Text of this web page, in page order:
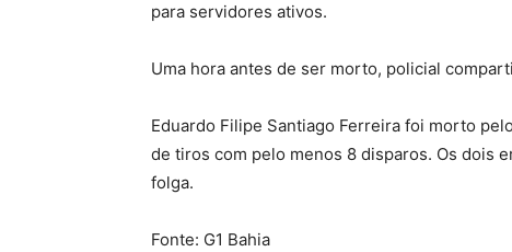
para servidores ativos.
Uma hora antes de ser morto, policial
Eduardo Filipe Santiago Ferreira foi morto
de tiros com pelo menos 8 disparos. Os dois
folga.
Fonte: G1 Bahia